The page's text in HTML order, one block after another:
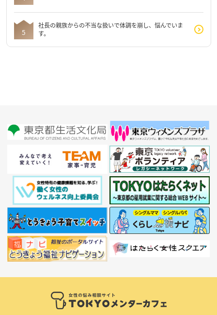
社長の親族からの不当な扱いで体調を崩し、悩んでいま
す。